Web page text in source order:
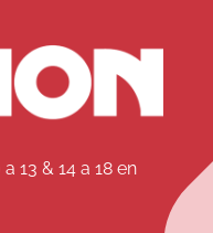
13 & 14 a 18 en